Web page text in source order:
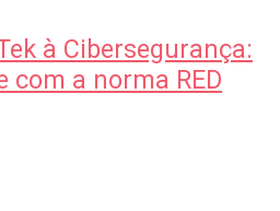
à Cibersegurança:
com a norma RED